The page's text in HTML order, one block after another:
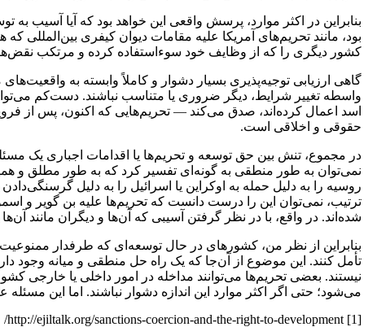
بنابراین در اکثر موارد، پرسش واقعی این خواهد بود که آیا
بود، مانند تحریم‌های آمریکا علیه مقامات دیوان کیفری
کشور دیگری را که از وظایف خود سوءاستفاده کرده و مرتکب
گاهی ارزیابی توجیه‌پذیری بسیار دشوار و کاملاً وابسته به
‌واسطه تغییر شرایط، دیگر ضروری یا متناسب نباشند. دست‌کم
اسد اعمال کرده‌اند، صدق می‌کند — تحریم‌هایی که اکنون، پس از
حقوقی و اخلاقی است.
در مجموع، تنش بین حق توسعه و تحریم‌ها یا اقدامات اجباری یک
نمی‌توان به طور منطقی به گونه‌ای تفسیر کرد که به طور مطلق و
روسیه را به دلیل حمله به اوکراین یا اسرائیل را به دلیل
ترتیب، نمی‌توان این را درست دانست که تحریم‌ها علیه بن گویر و
شده‌اند. در واقع، با در نظر گرفتن آسیبی که آن‌ها و دیگران
بنابراین از نظر من، کشورهای در حال توسعه‌ای که طرفدار
تأمل کنند. این موضوع از آن‌جا که یک راه‌ حل منطقی و میانه وجود
نیستند. بعضی تحریم‌ها می‌توانند مداخله در امور داخلی یا خارجی
می‌شود؛ حتی اگر اکثر موارد این‌ اندازه دشوار نباشند. اما این
[1] http://ejiltalk.org/sanctions-coercion-and-the-right-to-development/